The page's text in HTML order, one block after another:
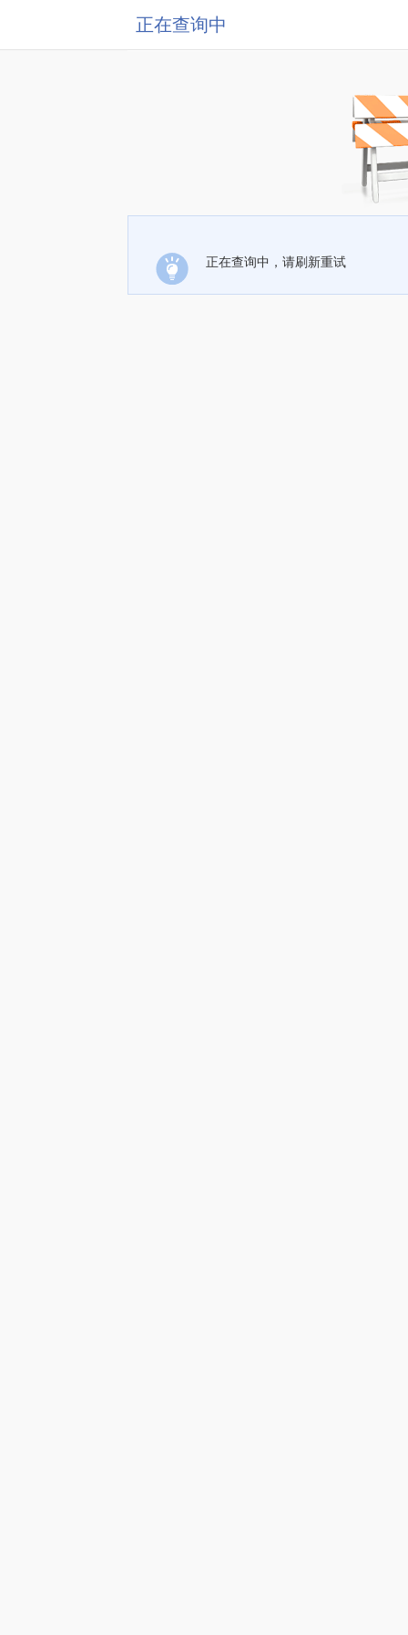
正在查询中
正在查询中，请刷新重试